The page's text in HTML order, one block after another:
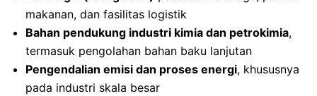
makanan, dan fasilitas logistik
Bahan pendukung industri kimia dan petrokimia,
termasuk pengolahan bahan baku lanjutan
Pengendalian emisi dan proses energi, khususnya
pada industri skala besar